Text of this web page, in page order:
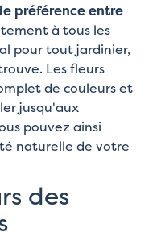
préférence entre
à tous les
pour tout jardinier,
Les fleurs
de couleurs et
jusqu'aux
pouvez ainsi
naturelle de votre
des